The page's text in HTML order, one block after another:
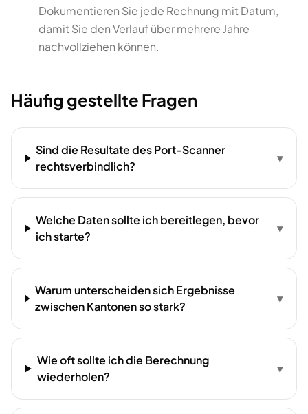
Dokumentieren Sie jede Rechnung mit Datum,
damit Sie den Verlauf über mehrere Jahre
nachvollziehen können.
Häufig gestellte Fragen
Sind die Resultate des Port-Scanner
rechtsverbindlich?
▾
Welche Daten sollte ich bereitlegen, bevor
ich starte?
▾
Warum unterscheiden sich Ergebnisse
zwischen Kantonen so stark?
▾
Wie oft sollte ich die Berechnung
wiederholen?
▾